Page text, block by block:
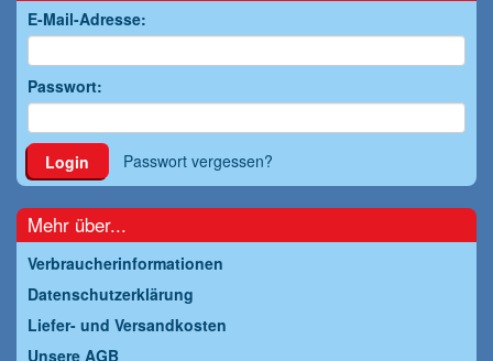
E-Mail-Adresse:
Passwort:
Login Passwort vergessen?
Mehr über...
Verbraucherinformationen
Datenschutzerklärung
Liefer- und Versandkosten
Unsere AGB